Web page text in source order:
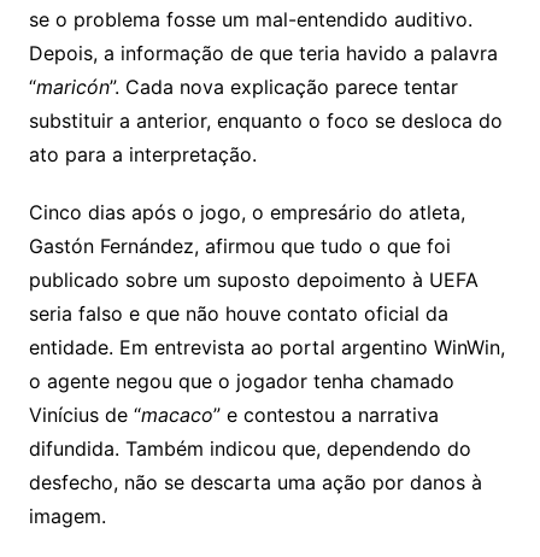
se o problema fosse um mal-entendido auditivo.
Depois, a informação de que teria havido a palavra
“maricón”. Cada nova explicação parece tentar
substituir a anterior, enquanto o foco se desloca do
ato para a interpretação.
Cinco dias após o jogo, o empresário do atleta,
Gastón Fernández, afirmou que tudo o que foi
publicado sobre um suposto depoimento à UEFA
seria falso e que não houve contato oficial da
entidade. Em entrevista ao portal argentino WinWin,
o agente negou que o jogador tenha chamado
Vinícius de “macaco” e contestou a narrativa
difundida. Também indicou que, dependendo do
desfecho, não se descarta uma ação por danos à
imagem.